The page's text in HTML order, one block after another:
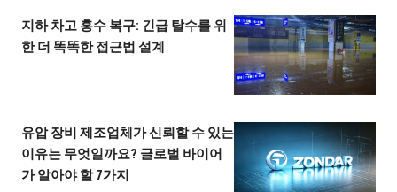
지하 차고 홍수 복구: 긴급 탈수를 위
한 더 똑똑한 접근법 설계
유압 장비 제조업체가 신뢰할 수 있는
이유는 무엇일까요? 글로벌 바이어
가 알아야 할 7가지